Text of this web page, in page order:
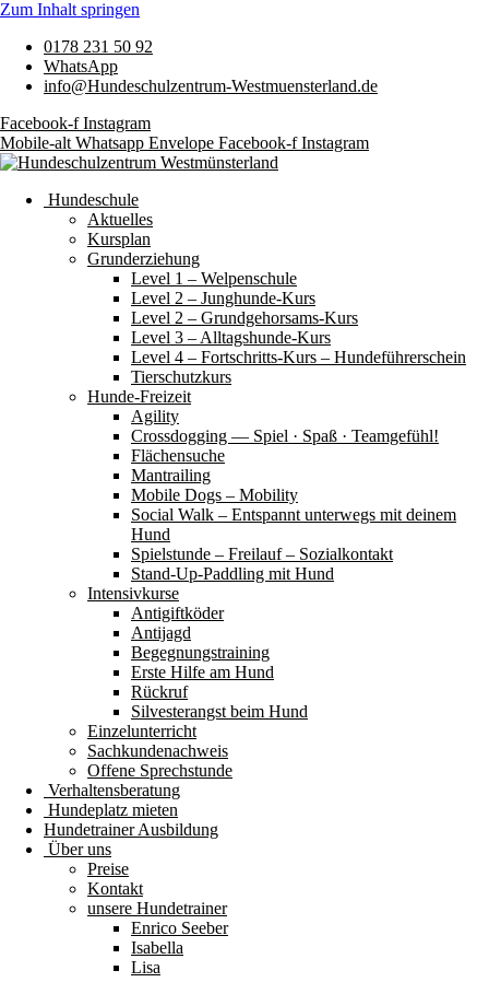
Zum Inhalt springen
0178 231 50 92
WhatsApp
info@Hundeschulzentrum-Westmuensterland.de
Facebook-f Instagram
Mobile-alt Whatsapp Envelope Facebook-f Instagram
Hundeschule
Aktuelles
Kursplan
Grunderziehung
Level 1 – Welpenschule
Level 2 – Junghunde-Kurs
Level 2 – Grundgehorsams-Kurs
Level 3 – Alltagshunde-Kurs
Level 4 – Fortschritts-Kurs – Hundeführerschein
Tierschutzkurs
Hunde-Freizeit
Agility
Crossdogging — Spiel · Spaß · Teamgefühl!
Flächensuche
Mantrailing
Mobile Dogs – Mobility
Social Walk – Entspannt unterwegs mit deinem
Hund
Spielstunde – Freilauf – Sozialkontakt
Stand-Up-Paddling mit Hund
Intensivkurse
Antigiftköder
Antijagd
Begegnungstraining
Erste Hilfe am Hund
Rückruf
Silvesterangst beim Hund
Einzelunterricht
Sachkundenachweis
Offene Sprechstunde
Verhaltensberatung
Hundeplatz mieten
Hundetrainer Ausbildung
Über uns
Preise
Kontakt
unsere Hundetrainer
Enrico Seeber
Isabella
Lisa